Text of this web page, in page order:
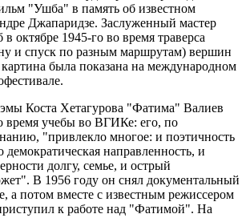
"Ушба" в память об известном
Джапаридзе. Заслуженный мастер
октябре 1945-го во время траверса
и спуск по разным маршрутам) вершин
была показана на международном
Коста Хетагурова "Фатима" Валиев
время учебы во ВГИКе: его, по
"привлекло многое: и поэтичность
демократическая направленность, и
долгу, семье, и острый
В 1956 году он снял документальный
а потом вместе с известным режиссером
к работе над "Фатимой". На